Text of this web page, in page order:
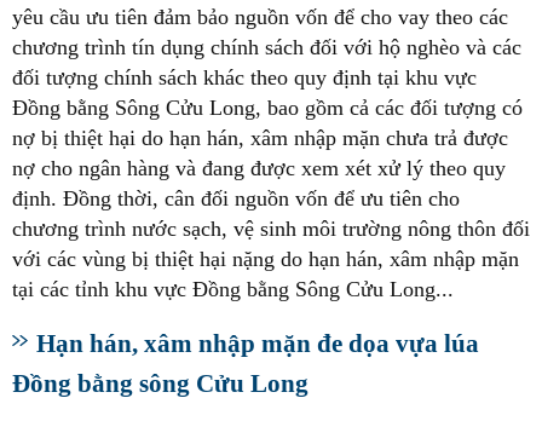
yêu cầu ưu tiên đảm bảo nguồn vốn để cho vay theo các
chương trình tín dụng chính sách đối với hộ nghèo và các
đối tượng chính sách khác theo quy định tại khu vực
Đồng bằng Sông Cửu Long, bao gồm cả các đối tượng có
nợ bị thiệt hại do hạn hán, xâm nhập mặn chưa trả được
nợ cho ngân hàng và đang được xem xét xử lý theo quy
định. Đồng thời, cân đối nguồn vốn để ưu tiên cho
chương trình nước sạch, vệ sinh môi trường nông thôn đối
với các vùng bị thiệt hại nặng do hạn hán, xâm nhập mặn
tại các tỉnh khu vực Đồng bằng Sông Cửu Long...
Hạn hán, xâm nhập mặn đe dọa vựa lúa
Đồng bằng sông Cửu Long